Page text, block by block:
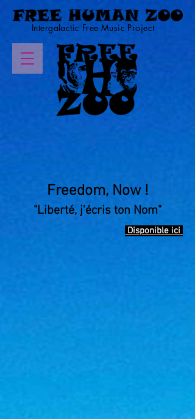
Intergalactic Free Music Project
Freedom, Now !
"Liberté, j'écris ton Nom"
Disponible ici